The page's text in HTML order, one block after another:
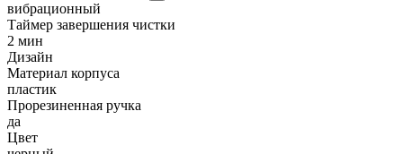
вибрационный
Таймер завершения чистки
2 мин
Дизайн
Материал корпуса
пластик
Прорезиненная ручка
да
Цвет